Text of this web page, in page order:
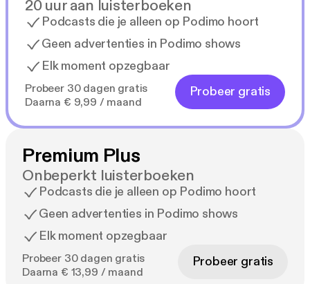
20 uur aan luisterboeken
Podcasts die je alleen op Podimo hoort
Geen advertenties in Podimo shows
Elk moment opzegbaar
Probeer 30 dagen gratis
Daarna € 9,99 / maand
Probeer gratis
Premium Plus
Onbeperkt luisterboeken
Podcasts die je alleen op Podimo hoort
Geen advertenties in Podimo shows
Elk moment opzegbaar
Probeer 30 dagen gratis
Daarna € 13,99 / maand
Probeer gratis